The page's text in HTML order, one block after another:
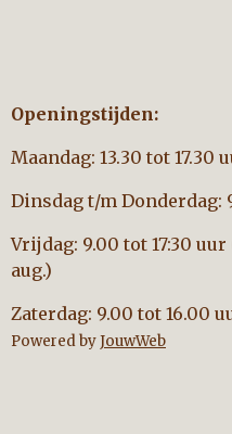
Openingstijden:
Maandag: 13.30 tot 17.30
Dinsdag t/m Donderdag:
Vrijdag: 9.00 tot 17:30 uur
aug.)
Zaterdag: 9.00 tot 16.00
Powered byJouwWeb